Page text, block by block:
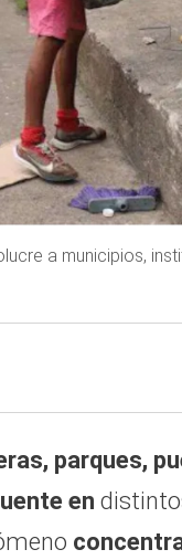
a municipios,
parques,
en